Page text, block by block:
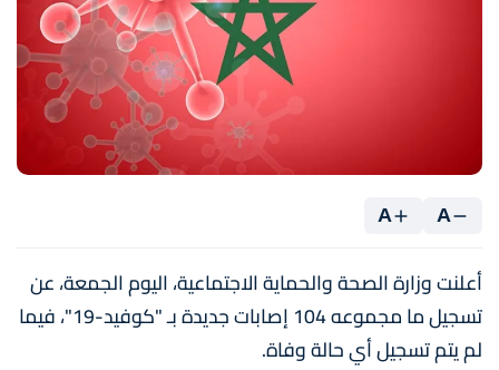
A
A
أعلنت وزارة الصحة والحماية الاجتماعية، اليوم الجمعة، عن
تسجيل ما مجموعه 104 إصابات جديدة بـ "كوفيد-19"، فيما
لم يتم تسجيل أي حالة وفاة.